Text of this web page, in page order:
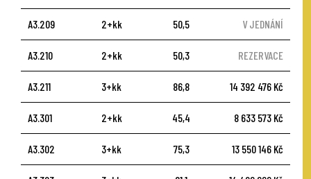
A3.209 2+kk 50,5 V JEDNÁNÍ
A3.210 2+kk 50,3 REZERVACE
A3.211 3+kk 86,8 14 392 476 Kč
A3.301 2+kk 45,4 8 633 573 Kč
A3.302 3+kk 75,3 13 550 146 Kč